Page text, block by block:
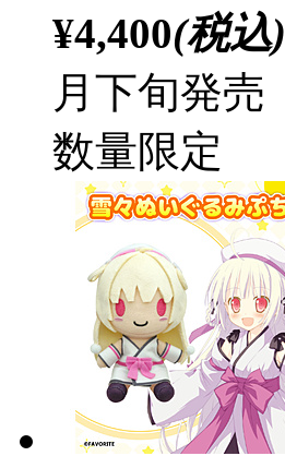
¥4,400(税込)
月下旬発売
数量限定